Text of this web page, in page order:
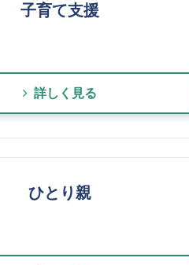
子育て支援
詳しく見る
ひとり親